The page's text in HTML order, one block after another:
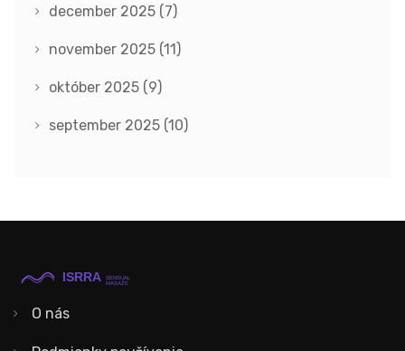
december 2025 (7)
november 2025 (11)
október 2025 (9)
september 2025 (10)
O nás